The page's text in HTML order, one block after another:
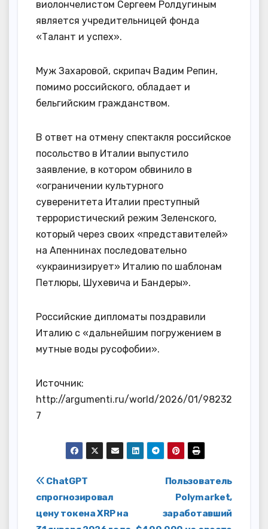
виолончелистом Сергеем Ролдугиным
является учредительницей фонда
«Талант и успех».
Муж Захаровой, скрипач Вадим Репин,
помимо российского, обладает и
бельгийским гражданством.
В ответ на отмену спектакля российское
посольство в Италии выпустило
заявление, в котором обвинило в
«ограничении культурного
суверенитета Италии преступный
террористический режим Зеленского,
который через своих «представителей»
на Апеннинах последовательно
«украинизирует» Италию по шаблонам
Петлюры, Шухевича и Бандеры».
Российские дипломаты поздравили
Италию с «дальнейшим погружением в
мутные воды русофобии».
Источник:
http://argumenti.ru/world/2026/01/98232
7
Навигация
по
Пользователь
Polymarket,
заработавший
ChatGPT
спрогнозировал
цену токена XRP на